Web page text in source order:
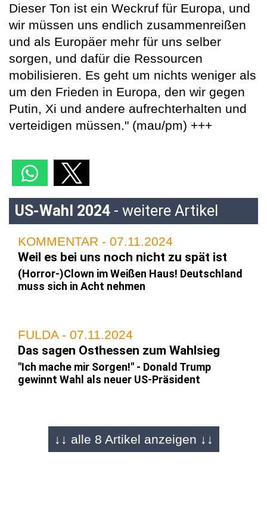
Dieser Ton ist ein Weckruf für Europa, und
wir müssen uns endlich zusammenreißen
und als Europäer mehr für uns selber
sorgen, und dafür die Ressourcen
mobilisieren. Es geht um nichts weniger als
um den Frieden in Europa, den wir gegen
Putin, Xi und andere aufrechterhalten und
verteidigen müssen." (mau/pm) +++
US-Wahl 2024 - weitere Artikel
KOMMENTAR - 07.11.2024
Weil es bei uns noch nicht zu spät ist
(Horror-)Clown im Weißen Haus! Deutschland
muss sich in Acht nehmen
FULDA - 07.11.2024
Das sagen Osthessen zum Wahlsieg
"Ich mache mir Sorgen!" - Donald Trump
gewinnt Wahl als neuer US-Präsident
WASHINGTON/WEST PALM BEACH -
06.11.2024↓↓ alle 8 Artikel anzeigen ↓↓